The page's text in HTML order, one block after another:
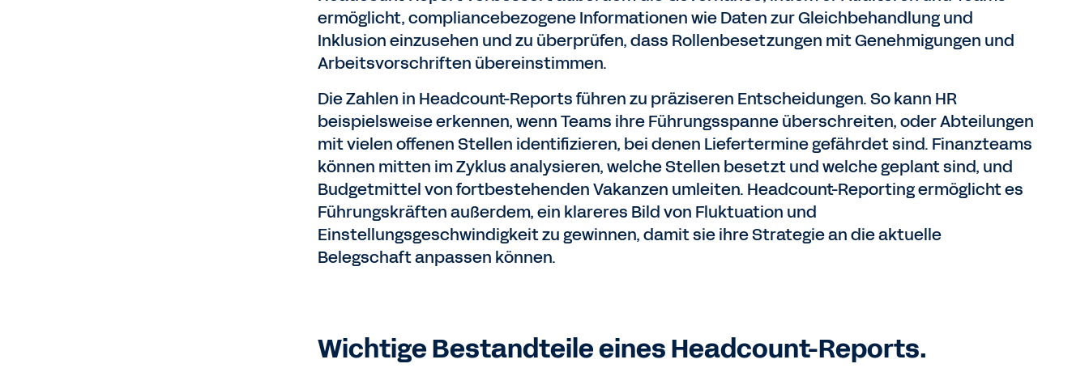
ermöglicht, compliancebezogene Informationen wie Daten zur Gleichbehandlung und
Inklusion einzusehen und zu überprüfen, dass Rollenbesetzungen mit Genehmigungen und
Arbeitsvorschriften übereinstimmen.
Die Zahlen in Headcount-Reports führen zu präziseren Entscheidungen. So kann HR
beispielsweise erkennen, wenn Teams ihre Führungsspanne überschreiten, oder Abteilungen
mit vielen offenen Stellen identifizieren, bei denen Liefertermine gefährdet sind. Finanzteams
können mitten im Zyklus analysieren, welche Stellen besetzt und welche geplant sind, und
Budgetmittel von fortbestehenden Vakanzen umleiten. Headcount-Reporting ermöglicht es
Führungskräften außerdem, ein klareres Bild von Fluktuation und
Einstellungsgeschwindigkeit zu gewinnen, damit sie ihre Strategie an die aktuelle
Belegschaft anpassen können.
Wichtige Bestandteile eines Headcount-Reports.